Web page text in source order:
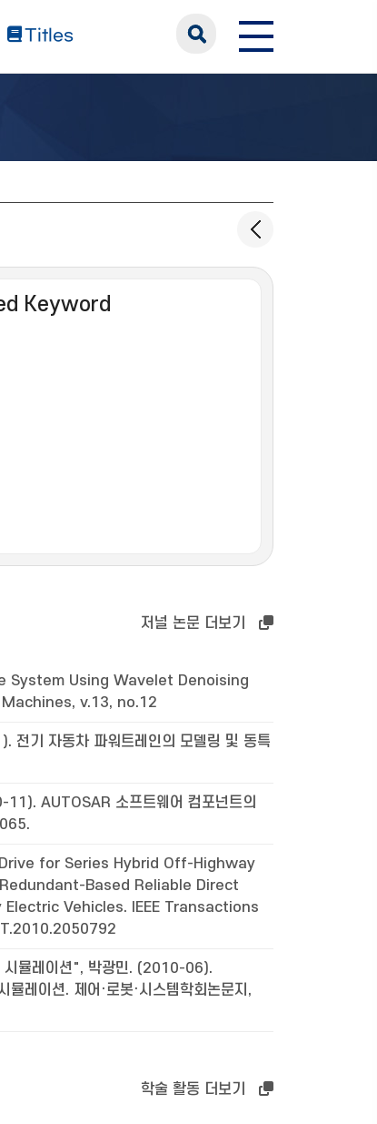
Titles
Keyword
저널 논문 더보기
System Using Wavelet Denoising
v.13, no.12
전기 자동차 파워트레인의 모델링 및 동특
AUTOSAR 소프트웨어 컴포넌트의
for Series Hybrid Off-Highway
Based Reliable Direct
Vehicles. IEEE Transactions
시뮬레이션", 박광민. (2010-06).
레이션. 제어·로봇·시스템학회논문지,
학술 활동 더보기